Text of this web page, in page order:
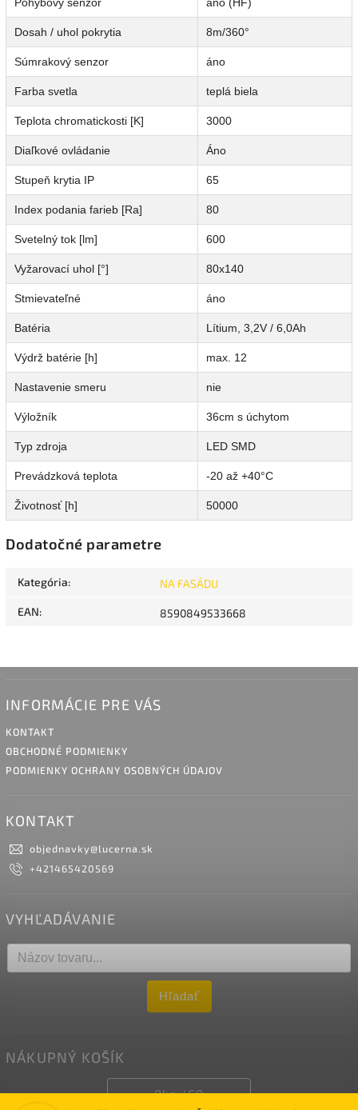
Dosah / uhol pokrytia 8m/360°
Súmrakový senzor áno
Farba svetla teplá biela
Teplota chromatickosti [K] 3000
Diaľkové ovládanie Áno
Stupeň krytia IP 65
Index podania farieb [Ra] 80
Svetelný tok [lm] 600
Vyžarovací uhol [°] 80x140
Stmievateľné áno
Batéria Lítium, 3,2V / 6,0Ah
Výdrž batérie [h] max. 12
Nastavenie smeru nie
Výložník 36cm s úchytom
Typ zdroja LED SMD
Prevádzková teplota -20 až +40°C
Životnosť [h] 50000
Dodatočné parametre
Kategória: NA FASÁDU
EAN: 8590849533668
INFORMÁCIE PRE VÁS
KONTAKT
OBCHODNÉ PODMIENKY
PODMIENKY OCHRANY OSOBNÝCH ÚDAJOV
KONTAKT
objednavky@lucerna.sk
+421465420569
VYHĽADÁVANIE
Hľadať
NÁKUPNÝ KOŠÍK
0ks /€0